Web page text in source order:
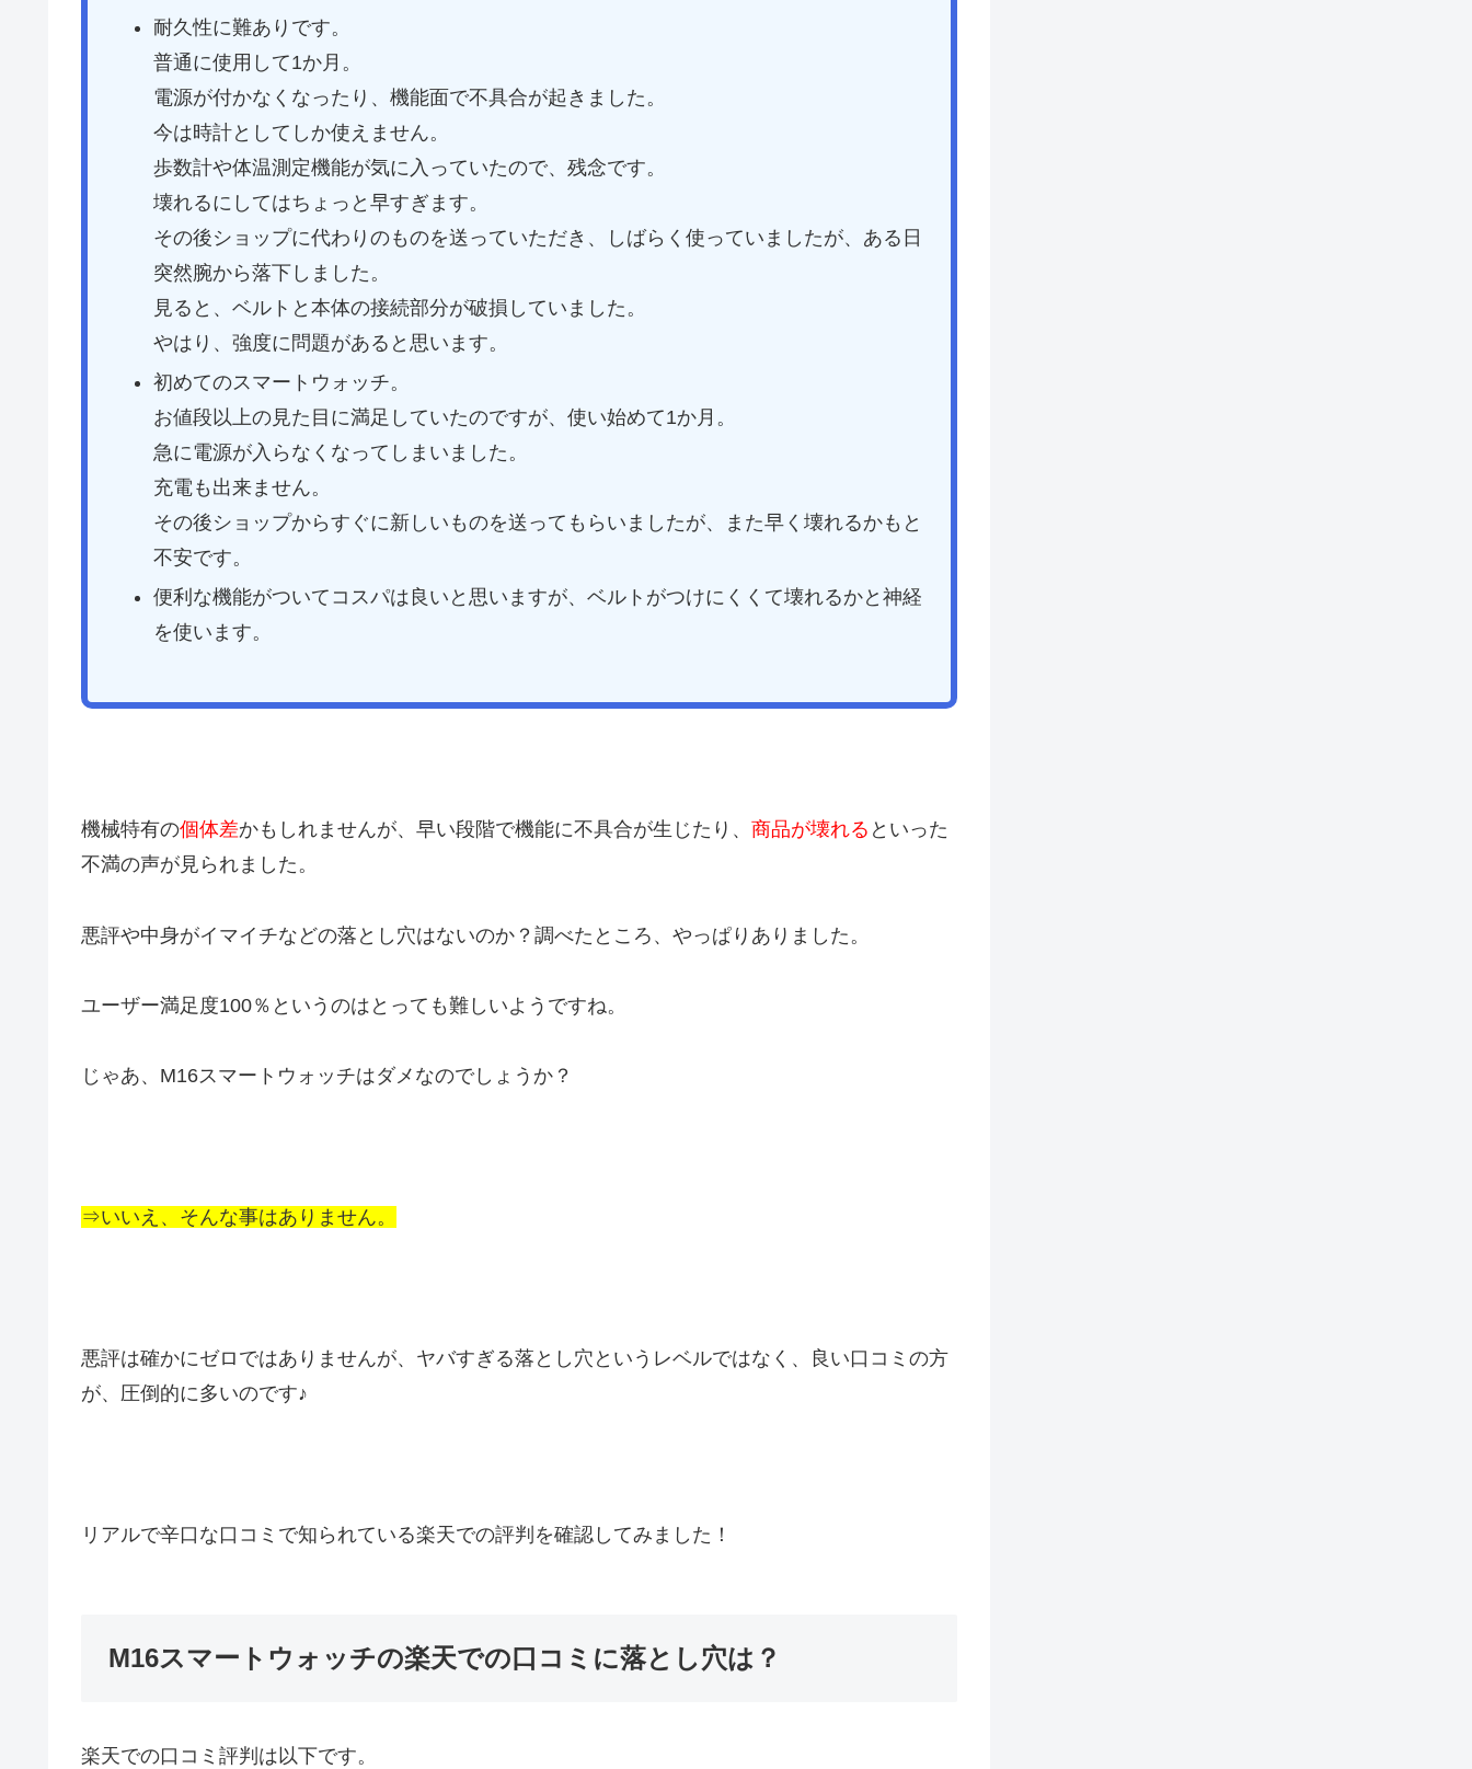
耐久性に難ありです。
普通に使用して1か月。
電源が付かなくなったり、機能面で不具合が起きました。
今は時計としてしか使えません。
歩数計や体温測定機能が気に入っていたので、残念です。
壊れるにしてはちょっと早すぎます。
その後ショップに代わりのものを送っていただき、しばらく使っていましたが、ある日
突然腕から落下しました。
見ると、ベルトと本体の接続部分が破損していました。
やはり、強度に問題があると思います。
初めてのスマートウォッチ。
お値段以上の見た目に満足していたのですが、使い始めて1か月。
急に電源が入らなくなってしまいました。
充電も出来ません。
その後ショップからすぐに新しいものを送ってもらいましたが、また早く壊れるかもと
不安です。
便利な機能がついてコスパは良いと思いますが、ベルトがつけにくくて壊れるかと神経
を使います。
機械特有の個体差かもしれませんが、早い段階で機能に不具合が生じたり、 商品が壊れる といった
不満の声が見られました。
悪評や中身がイマイチなどの落とし穴はないのか？調べたところ、やっぱりありました。
ユーザー満足度100％というのはとっても難しいようですね。
じゃあ、M16スマートウォッチはダメなのでしょうか？
⇒いいえ、そんな事はありません。
悪評は確かにゼロではありませんが、ヤバすぎる落とし穴というレベルではなく、良い口コミの方
が、圧倒的に多いのです♪
リアルで辛口な口コミで知られている楽天での評判を確認してみました！
M16スマートウォッチの楽天での口コミに落とし穴は？
楽天での口コミ評判は以下です。